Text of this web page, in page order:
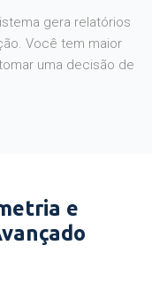
gera relatórios
Você tem maior
uma decisão de
e